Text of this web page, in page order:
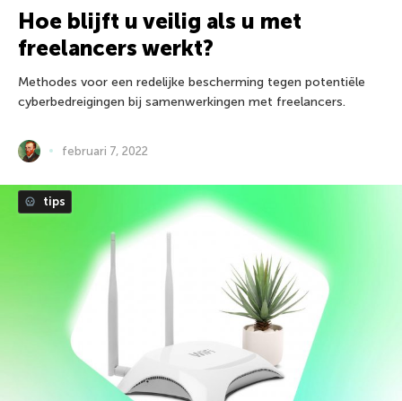
Hoe blijft u veilig als u met
freelancers werkt?
Methodes voor een redelijke bescherming tegen potentiële
cyberbedreigingen bij samenwerkingen met freelancers.
februari 7, 2022
tips